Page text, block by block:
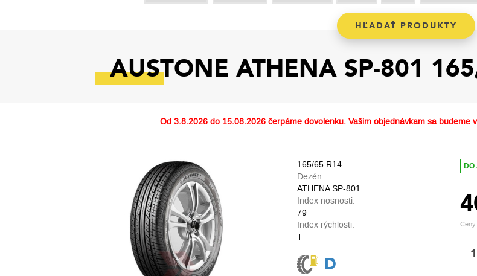
AUSTONE ATHENA SP-801
Od 3.8.2026 do 15.08.2026 čerpáme dovolenku. Vašim objednávkam sa
165/65 R14
Dezén:
ATHENA SP-801
Index nosnosti:
79
Index rýchlosti:
T
D
DO